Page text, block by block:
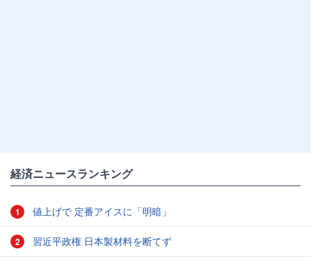
経済ニュースランキング
1 値上げで 定番アイスに「明暗」
2 習近平政権 日本製材料を断てず